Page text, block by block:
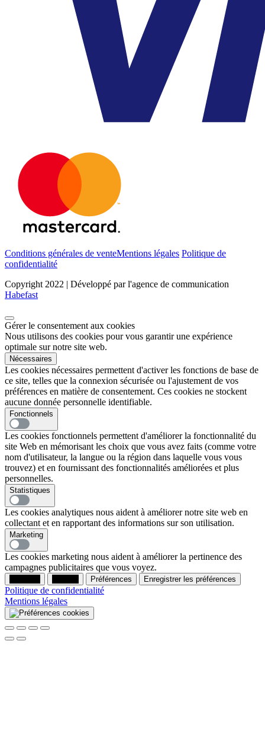
Conditions générales de venteMentions légales Politique de
confidentialité
Copyright 2022 | Développé par l'agence de communication
Habefast
Gérer le consentement aux cookies
Nous utilisons des cookies pour vous garantir une expérience
optimale sur notre site web.
Nécessaires
Les cookies nécessaires permettent d'activer les fonctions de base de
ce site, telles que la connexion sécurisée ou l'ajustement de vos
préférences en matière de consentement. Ces cookies ne stockent
aucune donnée personnelle identifiable.
Fonctionnels
Les cookies fonctionnels permettent d'améliorer la fonctionnalité du
site Web en mémorisant les choix que vous avez faits (comme votre
nom d'utilisateur, la langue ou la région dans laquelle vous vous
trouvez) et en fournissant des fonctionnalités améliorées et plus
personnelles.
Statistiques
Les cookies analytiques nous aident à améliorer notre site web en
collectant et en rapportant des informations sur son utilisation.
Marketing
Les cookies marketing nous aident à améliorer la pertinence des
campagnes publicitaires que vous voyez.
Préférences Enregistrer les préférences
Politique de confidentialité
Mentions légales